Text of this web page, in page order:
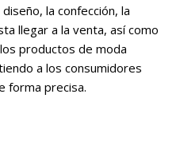
la confección, la
llegar a la venta, así como
productos de moda
a los consumidores
forma precisa.